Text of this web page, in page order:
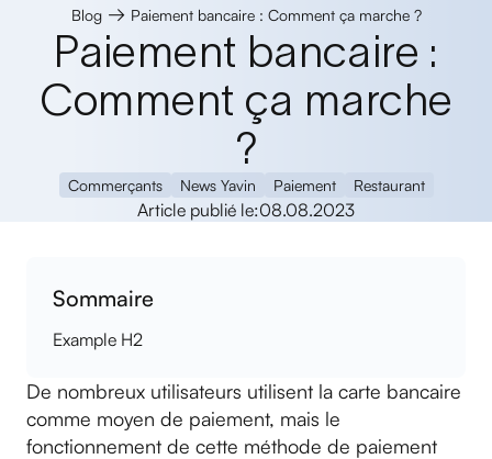
Blog→ Paiement bancaire : Comment ça marche ?
Paiement bancaire :
Comment ça marche
?
Commerçants News Yavin Paiement Restaurant
Article publié le:08.08.2023
Sommaire
Example H2
De nombreux utilisateurs utilisent la carte bancaire
comme moyen de paiement, mais le
fonctionnement de cette méthode de paiement